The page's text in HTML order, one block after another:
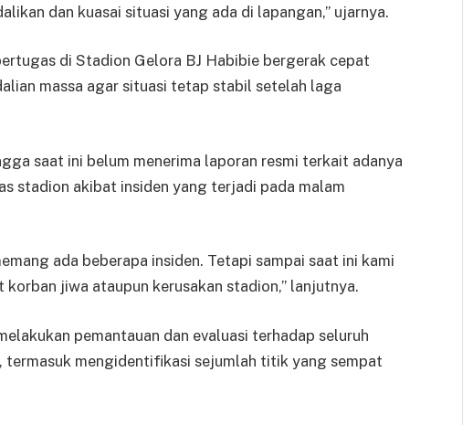
dan kuasai situasi yang ada di lapangan,” ujarnya.
di Stadion Gelora BJ Habibie bergerak cepat
massa agar situasi tetap stabil setelah laga
saat ini belum menerima laporan resmi terkait adanya
stadion akibat insiden yang terjadi pada malam
ada beberapa insiden. Tetapi sampai saat ini kami
jiwa ataupun kerusakan stadion,” lanjutnya.
pemantauan dan evaluasi terhadap seluruh
termasuk mengidentifikasi sejumlah titik yang sempat